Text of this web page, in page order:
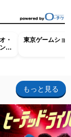
・
・
東京ゲームショ
もっと見る